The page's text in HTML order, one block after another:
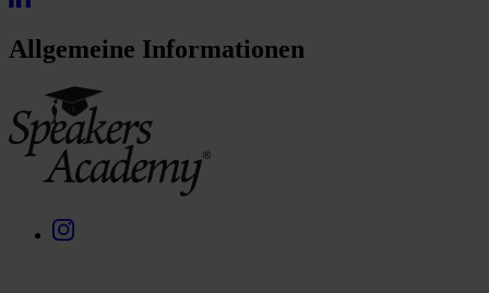
Allgemeine Informationen